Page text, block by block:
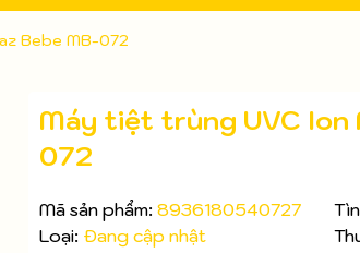
Bebe MB-072
Máy tiệt trùng UVC Ion
072
Mã sản phẩm: 8936180540727
Loại: Đang cập nhật